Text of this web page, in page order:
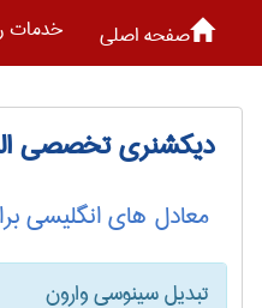
صفحه اصلی خدمات
دیکشنری تخصصی
معادل های انگلیسی
تبدیل سینوسی وارون